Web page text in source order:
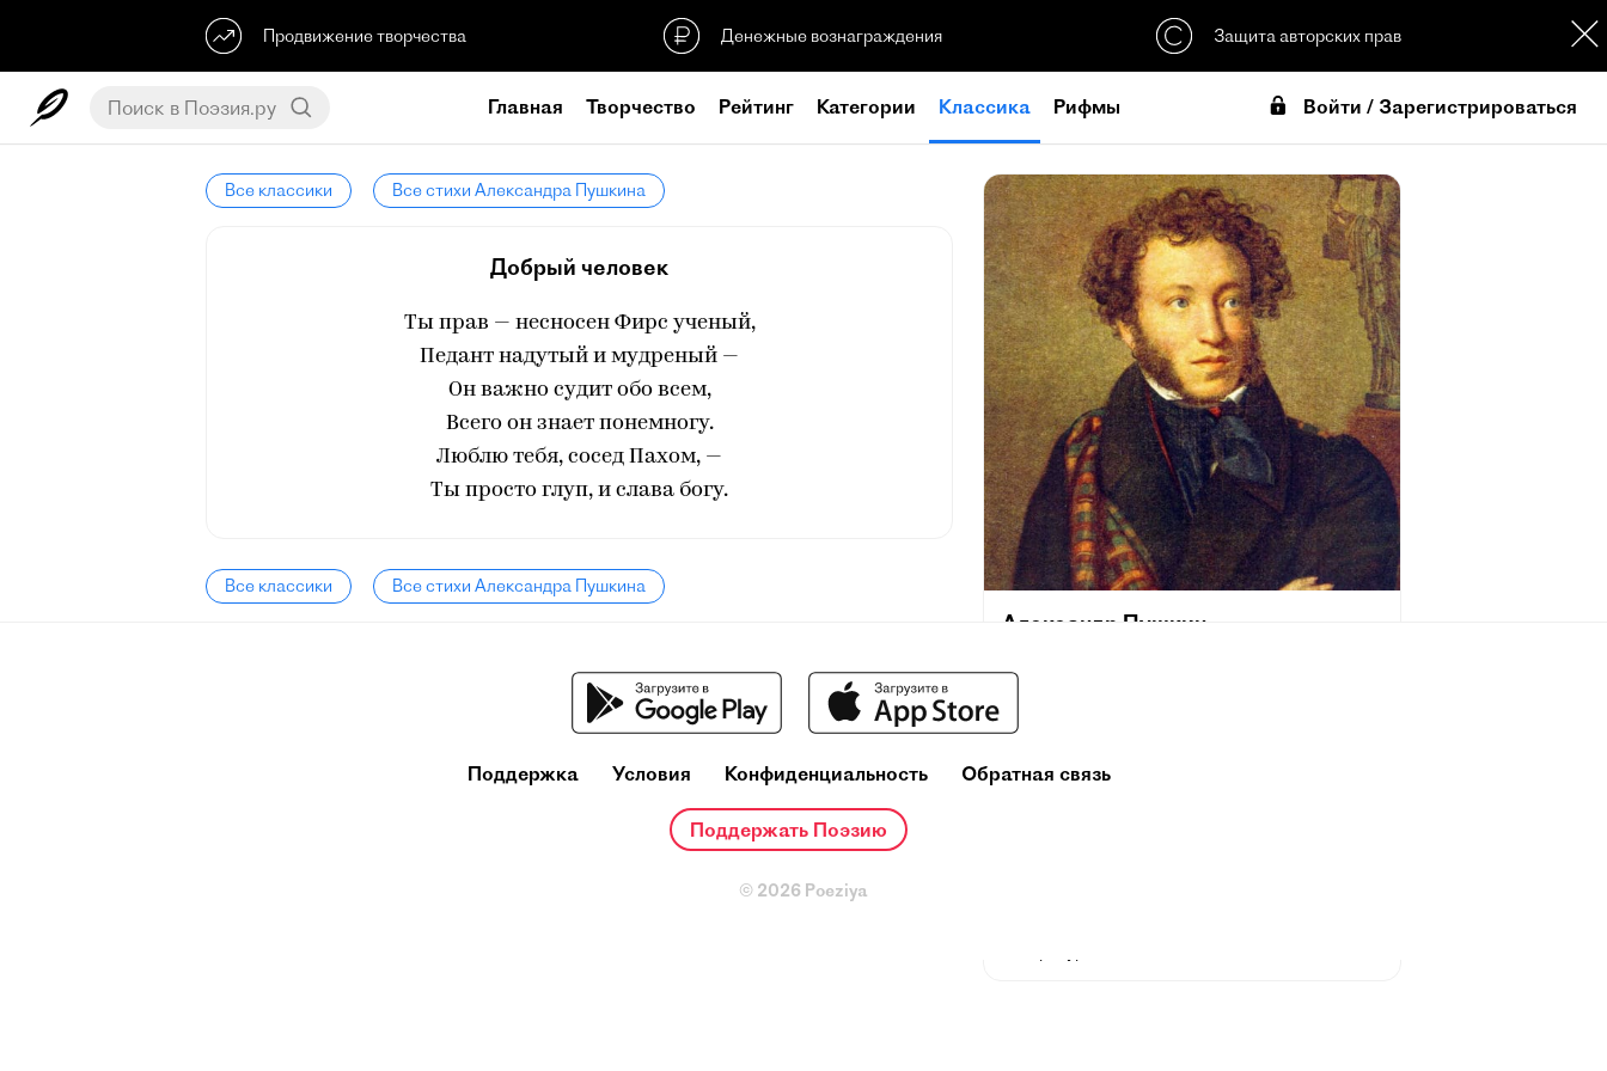
Продвижение творчества Денежные вознаграждения Защита авторских прав
Главная Творчество Рейтинг Категории Классика Рифмы Войти / Зарегистрироваться
Все классики Все стихи Александра Пушкина
Добрый человек
Ты прав — несносен Фирс ученый,
Педант надутый и мудреный —
Он важно судит обо всем,
Всего он знает понемногу.
Люблю тебя, сосед Пахом, —
Ты просто глуп, и слава богу.
Все классики Все стихи Александра Пушкина
Александр Пушкин
русского реалистического направления, критик
один из самых авторитетных литературных
Поддержка Условия Конфиденциальность Обратная связь
Поддержать Поэзию
© 2026 Poeziya